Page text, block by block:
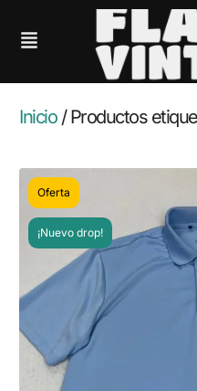
Inicio/ Productos
Oferta
¡Nuevo drop!